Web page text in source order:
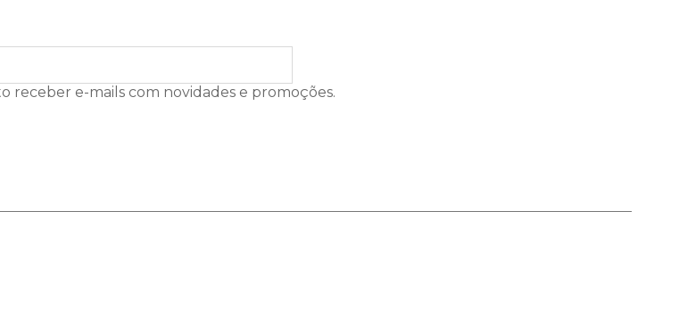
receber e-mails com novidades e promoções.